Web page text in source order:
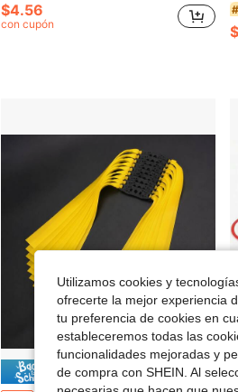
$4.56
con cupón
Ahorro de $0.37
Utilizamos cookies y
ofrecerte la mejor experiencia
tu preferencia de cookies en
estableceremos todas las
funcionalidades mejoradas y
de compra con SHEIN. Al